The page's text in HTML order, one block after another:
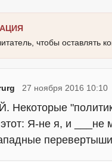
чтобы оставлять
27 ноября 2016 10:10
Некоторые
Я-не я, и ___не